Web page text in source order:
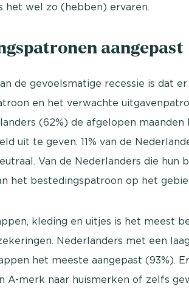
het wel zo (hebben) ervaren.
aangepast
de gevoelsmatige recessie is dat
en het verwachte
(62%) de afgelopen
uit te geven. 11% van de
Van de Nederlanders die hun
het bestedingspatroon op het
kleding en uitjes is het meest
Nederlanders met een
het meeste aangepast (93%).
A-merk naar huismerken of zelfs